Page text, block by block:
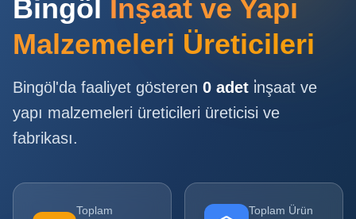
Giriş
Kayıt
Ana
Sayfa
Tüm
Bingöl İnşaat ve Yapı
Malzemeleri Üreticileri
Bingöl 'da faaliyet gösteren 0 adet i̇nşaat ve
yapı malzemeleri üreticileri üreticisi ve
fabrikası.
Toplam
Toplam Ürün